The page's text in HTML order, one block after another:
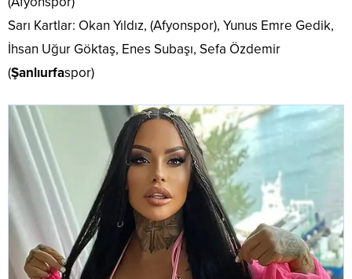
Sarı Kartlar: Okan Yıldız, (Afyonspor), Yunus Emre Gedik,
İhsan Uğur Göktaş, Enes Subaşı, Sefa Özdemir
(Şanlıurfaspor)